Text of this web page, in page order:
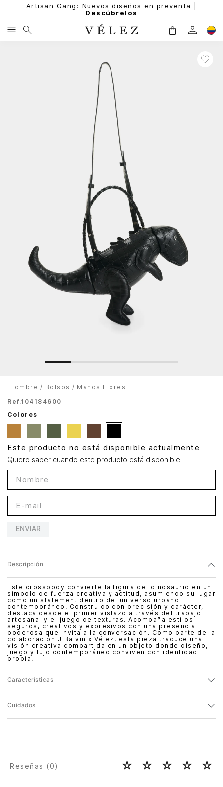
Artisan Gang: Nuevos diseños en preventa |
Descúbrelos
Hombre Bolsos
Manos Libres
Ref.104184600
Colores
Este producto no está disponible actualmente
Quiero saber cuando este producto está disponible
ENVIAR
Descripción
Este crossbody convierte la figura del dinosaurio en un
símbolo de fuerza creativa y actitud, asumiendo su lugar
como un statement dentro del universo urbano
contemporáneo. Construido con precisión y carácter,
destaca desde el primer vistazo a través del trabajo
artesanal y el juego de texturas. Acompaña estilos
seguros, creativos y expresivos con una presencia
poderosa que invita a la conversación. Como parte de la
colaboración J Balvin x Vélez, esta pieza traduce una
visión creativa compartida en un objeto donde diseño,
juego y lujo contemporáneo conviven con identidad
propia.
Características
Cuidados
Reseñas (0) ☆ ☆ ☆ ☆ ☆